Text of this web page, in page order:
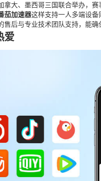
拿大、墨西哥三国联合举办，
茄加速器这样支持一人多端设
后与专业技术团队支持，能
爱